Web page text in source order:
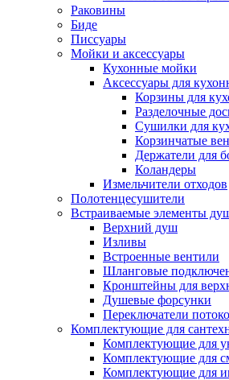
Раковины
Биде
Писсуары
Мойки и аксессуары
Кухонные мойки
Аксессуары для
Корзины для
Разделочные
Сушилки для
Корзинчатые
Держатели для
Коландеры
Измельчители отходов
Полотенцесушители
Встраиваемые элементы
Верхний душ
Изливы
Встроенные вентили
Шланговые
Кронштейны для
Душевые форсунки
Переключатели
Комплектующие для
Комплектующие для
Комплектующие для
Комплектующие для